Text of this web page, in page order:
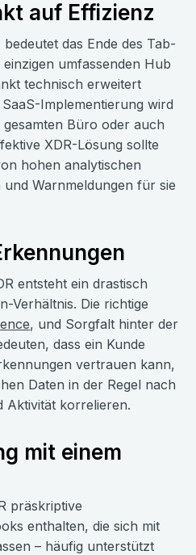
auf Effizienz
das Ende des Tab-
umfassenden Hub
technisch erweitert
Implementierung wird
Büro oder auch
XDR-Lösung sollte
hohen analytischen
Warnmeldungen für sie
entsteht ein drastisch
Verhältnis. Die richtige
, und Sorgfalt hinter der
dass ein Kunde
vertrauen kann,
Daten in der Regel nach
Aktivität korrelieren.
mit einem
präskriptive
enthalten, die sich mit
– häufig unterstützt